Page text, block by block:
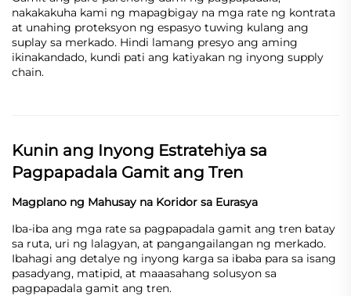
nakakakuha kami ng mapagbigay na mga rate ng kontrata
at unahing proteksyon ng espasyo tuwing kulang ang
suplay sa merkado. Hindi lamang presyo ang aming
ikinakandado, kundi pati ang katiyakan ng inyong supply
chain.
Kunin ang Inyong Estratehiya sa
Pagpapadala Gamit ang Tren
Magplano ng Mahusay na Koridor sa Eurasya
Iba-iba ang mga rate sa pagpapadala gamit ang tren batay
sa ruta, uri ng lalagyan, at pangangailangan ng merkado.
Ibahagi ang detalye ng inyong karga sa ibaba para sa isang
pasadyang, matipid, at maaasahang solusyon sa
pagpapadala gamit ang tren.